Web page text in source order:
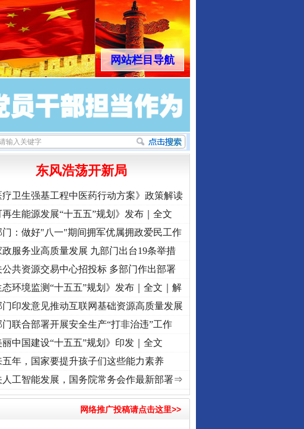
网站栏目导航
纪律.. ·[视频]牢记初心使命 奋进复兴征程丨“转折之城”激荡..
东风浩荡开新局
疗卫生强基工程中医药行动方案》政策解读
再生能源发展“十五五”规划》发布｜全文
门：做好"八一"期间拥军优属拥政爱民工作
政服务业高质量发展 九部门出台19条举措
公共资源交易中心招投标 多部门作出部署
态环境监测“十五五”规划》发布｜全文｜解
门印发意见推动互联网基础资源高质量发展
门联合部署开展安全生产“打非治违”工作
丽中国建设“十五五”规划》印发｜全文
五年，国家要提升孩子们这些能力素养
人工智能发展，国务院常务会作最新部署⇒
网络推广投稿请点击这里>>